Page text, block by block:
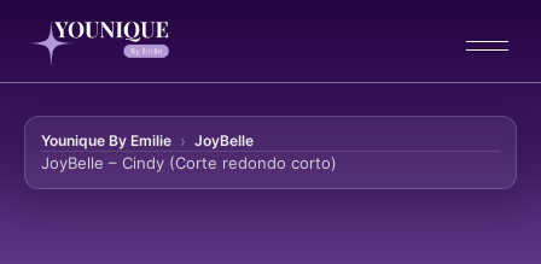
Younique By Emilie JoyBelle
JoyBelle – Cindy (Corte redondo corto)